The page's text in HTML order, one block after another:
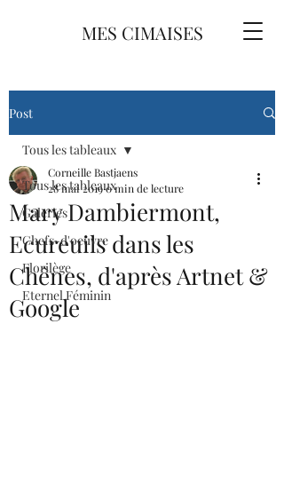
MES CIMAISES
Post
Tous les tableaux
Galeries
Chefs-d'oeuvre
Florilège
Eternel Féminin
Tous les tableaux
Mary Dambiermont,
Ecureuils dans les
Chênes, d'après Artnet &
Google
Corneille Bastjaens
28 mai 20190 min de lecture